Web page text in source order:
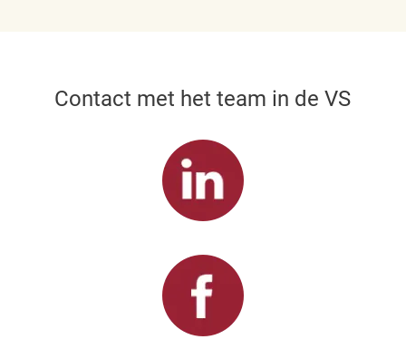
Contact met het team in de VS